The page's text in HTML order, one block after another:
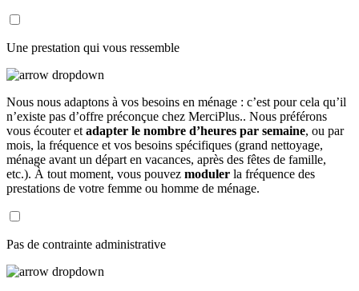
Une prestation qui vous ressemble
Nous nous adaptons à vos besoins en ménage : c’est pour cela qu’il
n’existe pas d’offre préconçue chez MerciPlus.. Nous préférons
vous écouter et adapter le nombre d’heures par semaine, ou par
mois, la fréquence et vos besoins spécifiques (grand nettoyage,
ménage avant un départ en vacances, après des fêtes de famille,
etc.). À tout moment, vous pouvez moduler la fréquence des
prestations de votre femme ou homme de ménage.
Pas de contrainte administrative